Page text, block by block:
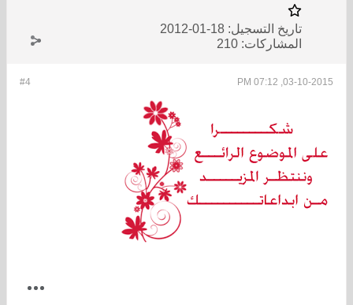
تاريخ التسجيل: 18-01-2012
المشاركات: 210
#4 03-10-2015, 07:12 PM